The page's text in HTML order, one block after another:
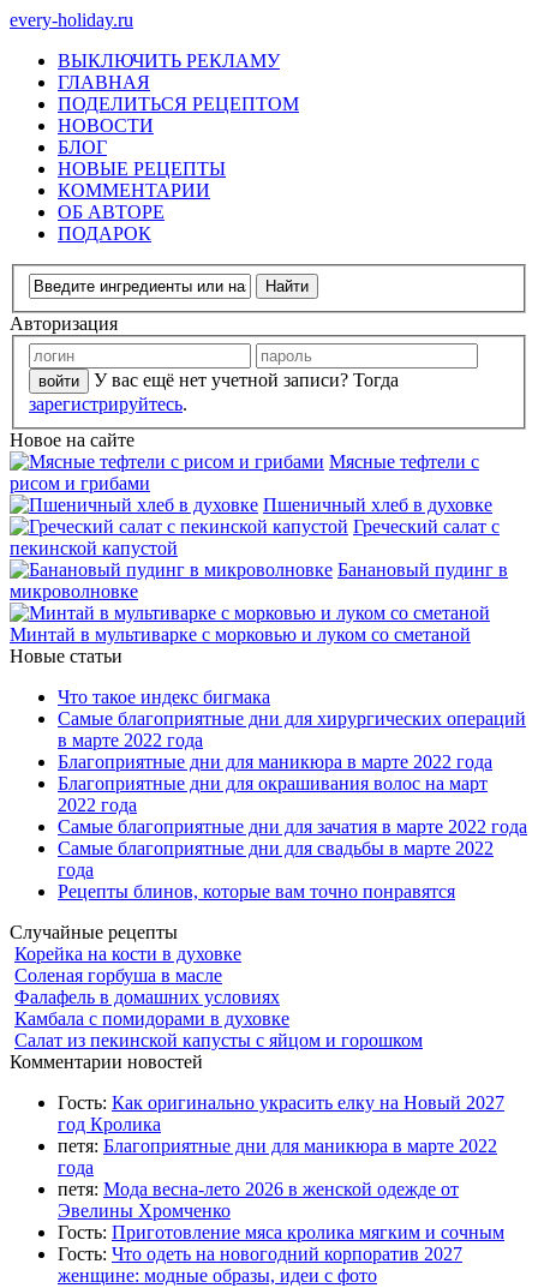
every-holiday.ru
ВЫКЛЮЧИТЬ РЕКЛАМУ
ГЛАВНАЯ
ПОДЕЛИТЬСЯ РЕЦЕПТОМ
НОВОСТИ
БЛОГ
НОВЫЕ РЕЦЕПТЫ
КОММЕНТАРИИ
ОБ АВТОРЕ
ПОДАРОК
Авторизация
У вас ещё нет учетной записи? Тогда
зарегистрируйтесь.
Новое на сайте
Мясные тефтели с
рисом и грибами
Пшеничный хлеб в духовке
Греческий салат с
пекинской капустой
Банановый пудинг в
микроволновке
Минтай в мультиварке с морковью и луком со сметаной
Новые статьи
Что такое индекс бигмака
Самые благоприятные дни для хирургических операций
в марте 2022 года
Благоприятные дни для маникюра в марте 2022 года
Благоприятные дни для окрашивания волос на март
2022 года
Самые благоприятные дни для зачатия в марте 2022 года
Самые благоприятные дни для свадьбы в марте 2022
года
Рецепты блинов, которые вам точно понравятся
Случайные рецепты
Корейка на кости в духовке
Соленая горбуша в масле
Фалафель в домашних условиях
Камбала с помидорами в духовке
Салат из пекинской капусты с яйцом и горошком
Комментарии новостей
Гость: Как оригинально украсить елку на Новый 2027
год Кролика
петя: Благоприятные дни для маникюра в марте 2022
года
петя: Мода весна-лето 2026 в женской одежде от
Эвелины Хромченко
Гость: Приготовление мяса кролика мягким и сочным
Гость: Что одеть на новогодний корпоратив 2027
женщине: модные образы, идеи с фото